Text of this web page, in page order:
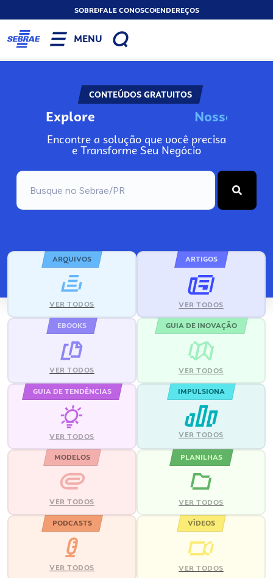
SOBREFALE CONOSCOENDEREÇOS
MENU
CONTEÚDOS GRATUITOS
Explore No
Encontre a solução que você precisa
e Transforme Seu Negócio
ARQUIVOS
VER TODOS
ARTIGOS
VER TODOS
EBOOKS
VER TODOS
GUIA DE INOVAÇÃO
VER TODOS
GUIA DE TENDÊNCIAS
VER TODOS
IMPULSIONA
VER TODOS
MODELOS
VER TODOS
PLANILHAS
VER TODOS
PODCASTS
VER TODOS
VÍDEOS
VER TODOS